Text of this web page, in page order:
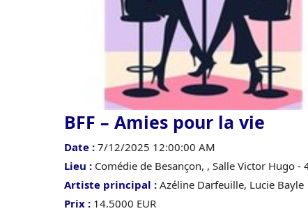
BFF – Amies pour la vie
Date : 7/12/2025 12:00:00 AM
Lieu : Comédie de Besançon, , Salle Victor Hugo
Artiste principal : Azéline Darfeuille, Lucie Bayle
Prix : 14.5000 EUR